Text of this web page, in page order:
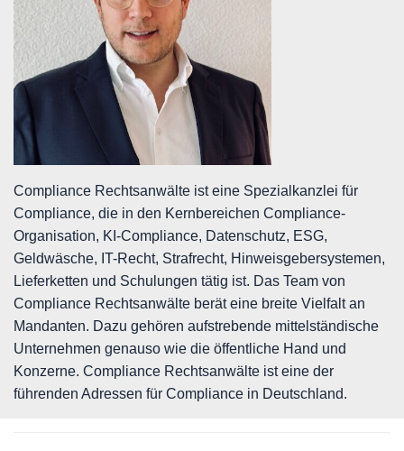
Compliance Rechtsanwälte ist eine Spezialkanzlei für
Compliance, die in den Kernbereichen Compliance-
Organisation, KI-Compliance, Datenschutz, ESG,
Geldwäsche, IT-Recht, Strafrecht, Hinweisgebersystemen,
Lieferketten und Schulungen tätig ist. Das Team von
Compliance Rechtsanwälte berät eine breite Vielfalt an
Mandanten. Dazu gehören aufstrebende mittelständische
Unternehmen genauso wie die öffentliche Hand und
Konzerne. Compliance Rechtsanwälte ist eine der
führenden Adressen für Compliance in Deutschland.